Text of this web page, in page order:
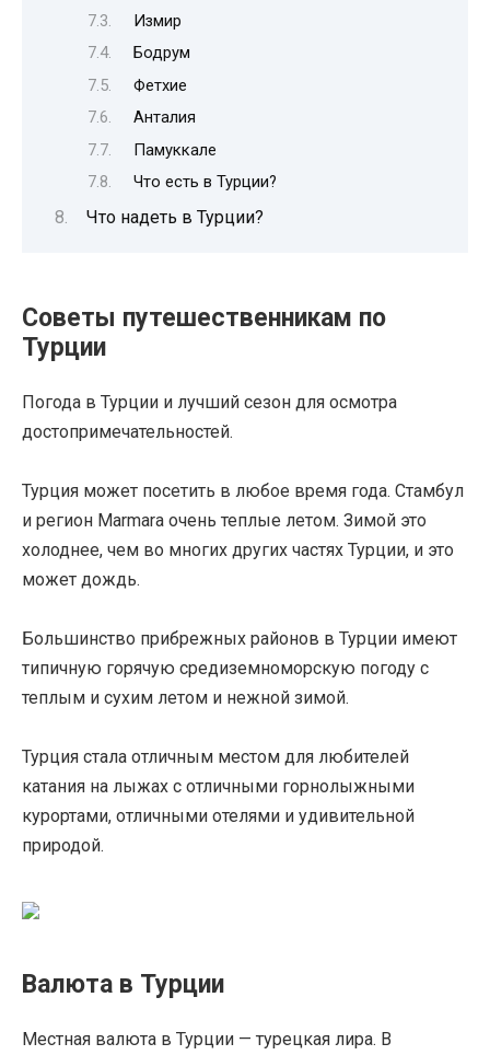
Измир
Бодрум
Фетхие
Анталия
Памуккале
Что есть в Турции?
Что надеть в Турции?
Советы путешественникам по
Турции
Погода в Турции и лучший сезон для осмотра
достопримечательностей.
Турция может посетить в любое время года. Стамбул
и регион Marmara очень теплые летом. Зимой это
холоднее, чем во многих других частях Турции, и это
может дождь.
Большинство прибрежных районов в Турции имеют
типичную горячую средиземноморскую погоду с
теплым и сухим летом и нежной зимой.
Турция стала отличным местом для любителей
катания на лыжах с отличными горнолыжными
курортами, отличными отелями и удивительной
природой.
Валюта в Турции
Местная валюта в Турции — турецкая лира. В